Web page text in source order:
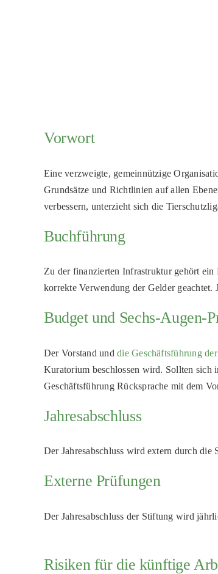
Vorwort
Eine verzweigte, gemeinnützige
Grundsätze und Richtlinien auf allen
verbessern, unterzieht sich die
Buchführung
Zu der finanzierten Infrastruktur gehört
korrekte Verwendung der Gelder
Budget und Sechs-Augen-
Der Vorstand unddie Geschäftsführung
Kuratorium beschlossen wird. Sollten sich
Geschäftsführung Rücksprache mit dem
Jahresabschluss
Der Jahresabschluss wird extern durch die
Externe Prüfungen
Der Jahresabschluss der Stiftung wird
Risiken für die künftige